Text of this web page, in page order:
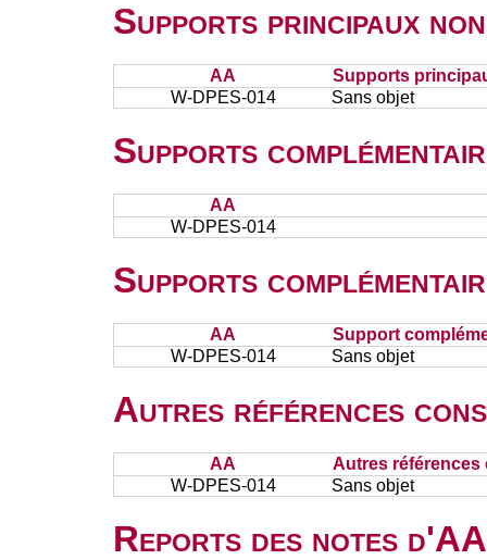
Supports principaux
AA
Supports
W-DPES-014
Sans objet
Supports
AA
W-DPES-014
Supports
AA
Support
W-DPES-014
Sans objet
Autres références
AA
Autres références
W-DPES-014
Sans objet
Reports des notes